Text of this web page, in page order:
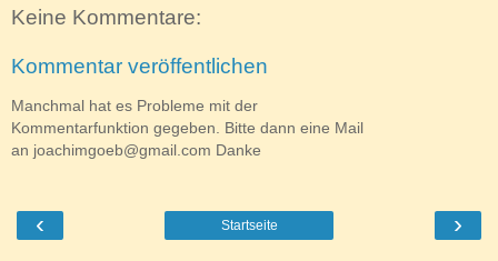
Keine Kommentare:
Kommentar veröffentlichen
Manchmal hat es Probleme mit der
Kommentarfunktion gegeben. Bitte dann eine Mail
an joachimgoeb@gmail.com Danke
‹ ›
Startseite